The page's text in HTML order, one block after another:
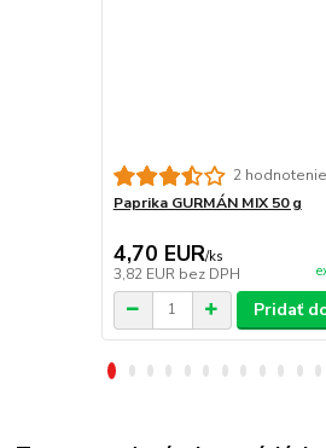
2 hodnotenie
Paprika GURMÁN MIX 50 g
4,70 EUR/ks
3,82 EUR bez DPH
Pridať